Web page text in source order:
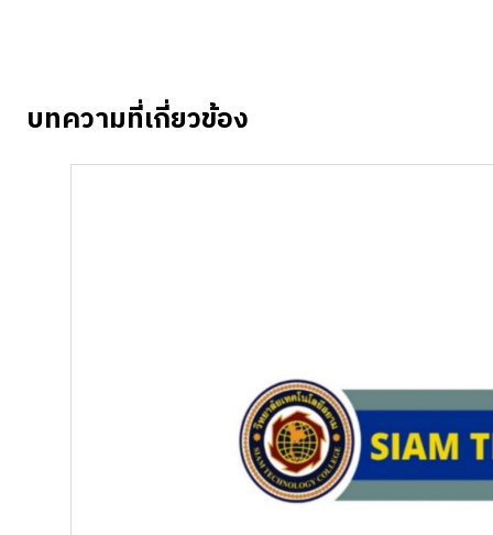
บทความที่เกี่ยวข้อง